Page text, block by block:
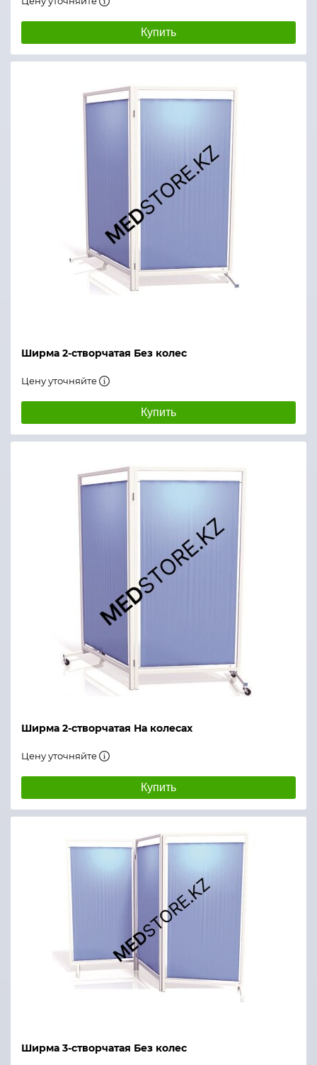
Купить
Ширма 2-створчатая Без колес
Цену уточняйте
Купить
Ширма 2-створчатая На колесах
Цену уточняйте
Купить
Ширма 3-створчатая Без колес